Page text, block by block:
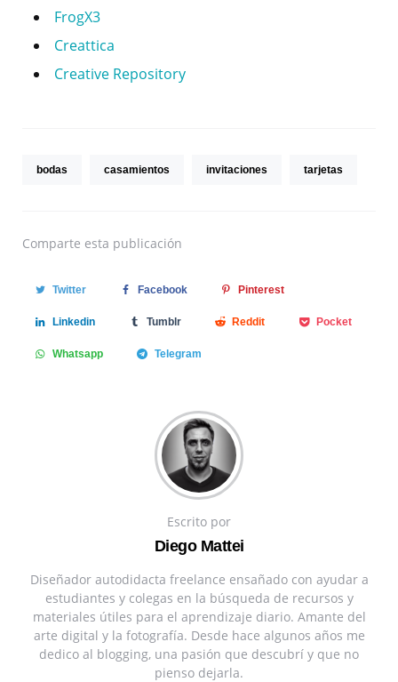
FrogX3
Creattica
Creative Repository
bodas casamientos invitaciones tarjetas
Comparte esta publicación
Twitter Facebook Pinterest
Linkedin Tumblr Reddit Pocket
Whatsapp Telegram
Escrito por
Diego Mattei
Diseñador autodidacta freelance ensañado con ayudar a
estudiantes y colegas en la búsqueda de recursos y
materiales útiles para el aprendizaje diario. Amante del
arte digital y la fotografía. Desde hace algunos años me
dedico al blogging, una pasión que descubrí y que no
pienso dejarla.